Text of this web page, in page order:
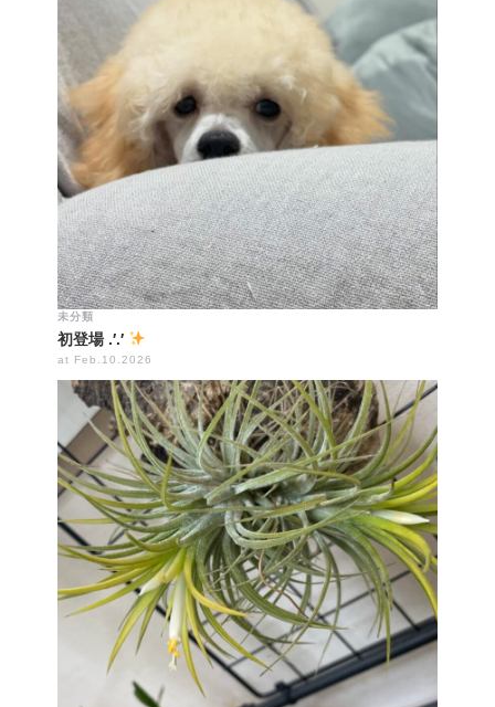
未分類
初登場 .′.′
at Feb.10.2026